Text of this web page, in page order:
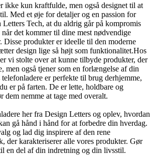
ikke kun kraftfulde, men også designet til at
Med et øje for detaljer og en passion for
Tech, at du aldrig går på kompromis
det kommer til dine mest nødvendige
Disse produkter er ideelle til den moderne
design lige så højt som funktionalitet.Hos
vi stolte over at kunne tilbyde produkter, der
men også tjener som en forlængelse af din
er perfekte til brug derhjemme,
er på farten. De er lette, holdbare og
dem nemme at tage med overalt.
her fra Design Letters og oplev, hvordan
gå hånd i hånd for at forbedre din hverdag.
og lad dig inspirere af den rene
der karakteriserer alle vores produkter. Gør
en del af din indretning og din livsstil.